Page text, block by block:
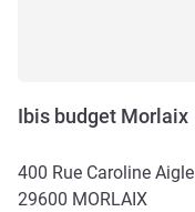
Ibis budget Morlaix
400 Rue Caroline Aigle
29600 MORLAIX